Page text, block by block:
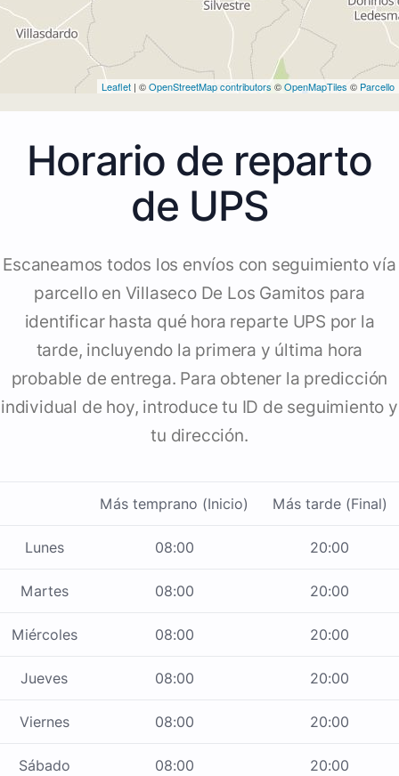
Leaflet | ©OpenStreetMap contributors ©OpenMapTiles © Parcello
Horario de reparto
de UPS
Escaneamos todos los envíos con seguimiento vía
parcello en Villaseco De Los Gamitos para
identificar hasta qué hora reparte UPS por la
tarde, incluyendo la primera y última hora
probable de entrega. Para obtener la predicción
individual de hoy, introduce tu ID de seguimiento y
tu dirección.
Más temprano (Inicio) Más tarde (Final)
Lunes 08:00 20:00
Martes 08:00 20:00
Miércoles 08:00 20:00
Jueves 08:00 20:00
Viernes 08:00 20:00
Sábado 08:00 20:00